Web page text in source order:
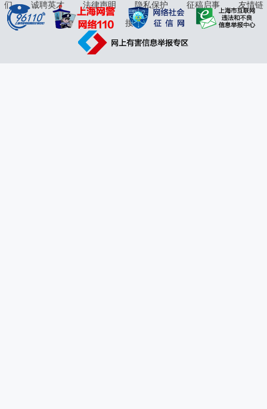
们
诚聘英才 法律声明 隐私保护 征稿启事
友情链
接